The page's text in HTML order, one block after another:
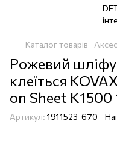
Каталог товарів
Рожевий
клеїться
on Sheet
Артикул: 1911523-670